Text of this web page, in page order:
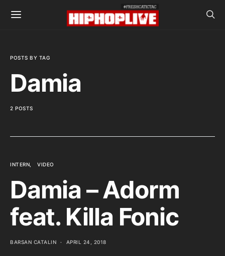
POSTS BY TAG
Damia
2 POSTS
INTERN VIDEO
Damia – Adorm
feat. Killa Fonic
BARSAN CATALIN APRIL 24, 2018